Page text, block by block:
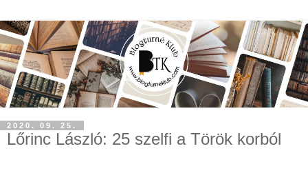
2020. 09. 25.
Lőrinc László: 25 szelfi a Török korból